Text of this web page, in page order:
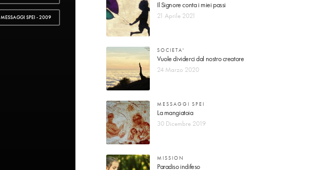
MESSAGGI SPEI - 2009
Il Signore conta i miei passi
21 Aprile 2021
SOCIETA'
Vuole dividerci dal nostro creatore
24 Marzo 2020
MESSAGGI SPEI
La mangiatoia
30 Dicembre 2019
MISSION
Paradiso indifeso